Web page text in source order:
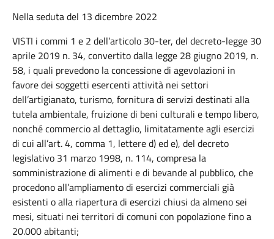
Nella seduta del 13 dicembre 2022
VISTI i commi 1 e 2 dell’articolo 30-ter, del decreto-legge 30
aprile 2019 n. 34, convertito dalla legge 28 giugno 2019, n.
58, i quali prevedono la concessione di agevolazioni in
favore dei soggetti esercenti attività nei settori
dell’artigianato, turismo, fornitura di servizi destinati alla
tutela ambientale, fruizione di beni culturali e tempo libero,
nonché commercio al dettaglio, limitatamente agli esercizi
di cui all’art. 4, comma 1, lettere d) ed e), del decreto
legislativo 31 marzo 1998, n. 114, compresa la
somministrazione di alimenti e di bevande al pubblico, che
procedono all’ampliamento di esercizi commerciali già
esistenti o alla riapertura di esercizi chiusi da almeno sei
mesi, situati nei territori di comuni con popolazione fino a
20.000 abitanti;